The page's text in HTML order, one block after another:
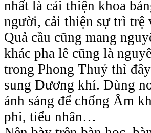
nhất là cải thiện khoa
người, cải thiện sự trì trệ
Quả cầu cũng mang
khác pha lê cũng là
trong Phong Thuỷ thì
sung Dương khí. Dùng
ánh sáng để chống Âm
phi, tiểu nhân…